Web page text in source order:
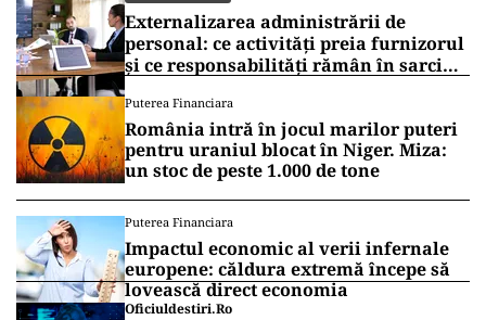
Externalizarea administrării de
personal: ce activități preia furnizorul
și ce responsabilități rămân în sarcina
Puterea Financiara
România intră în jocul marilor puteri
pentru uraniul blocat în Niger. Miza:
un stoc de peste 1.000 de tone
Puterea Financiara
Impactul economic al verii infernale
europene: căldura extremă începe să
lovească direct economia
Oficiuldestiri.ro